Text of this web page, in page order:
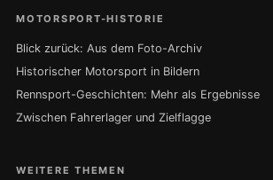
MOTORSPORT-HISTORIE
Blick zurück: Aus dem Foto-Archiv
Historischer Motorsport in Bildern
Rennsport-Geschichten: Mehr als Ergebnisse
Zwischen Fahrerlager und Zielflagge
WEITERE THEMEN